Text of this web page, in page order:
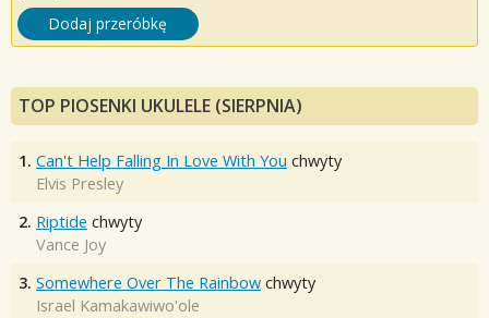
Dodaj przeróbkę
TOP PIOSENKI UKULELE (SIERPNIA)
1. Can't Help Falling In Love With You chwyty
Elvis Presley
2. Riptide chwyty
Vance Joy
3. Somewhere Over The Rainbow chwyty
Israel Kamakawiwo'ole